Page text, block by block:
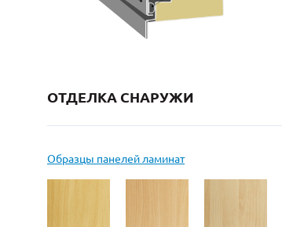
ОТДЕЛКА СНАРУЖИ
Образцы панелей ламинат